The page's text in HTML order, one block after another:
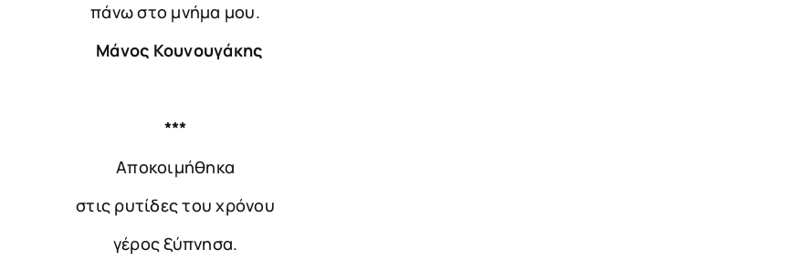
πάνω στο μνήμα μου.
Μάνος Κουνουγάκης
***
Αποκοιμήθηκα
στις ρυτίδες του χρόνου
γέρος ξύπνησα.